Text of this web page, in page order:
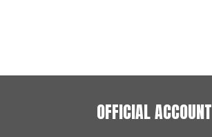
OFFICIAL ACCOUNT